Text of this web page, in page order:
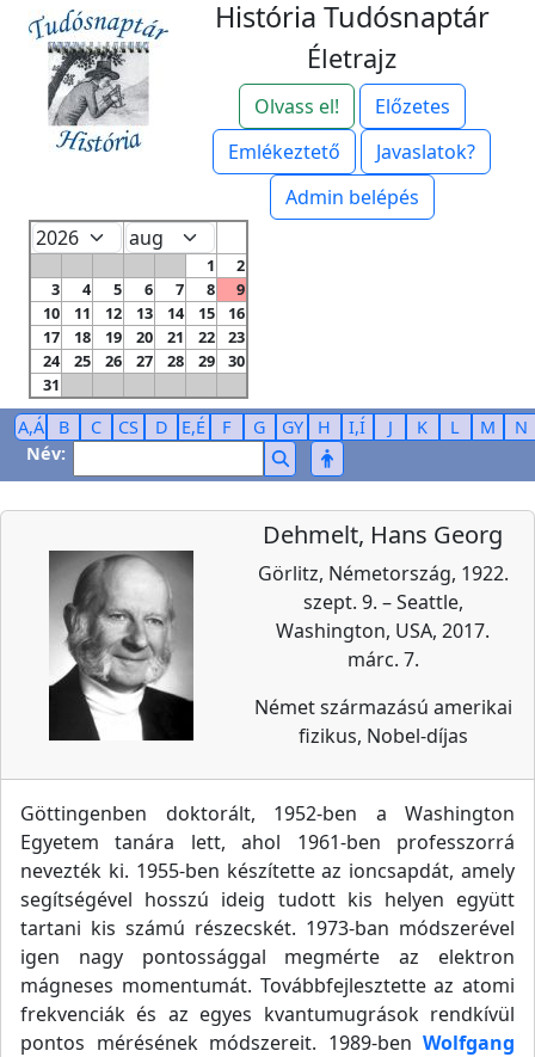
História Tudósnaptár
Életrajz
Olvass el!
Előzetes
Emlékeztető
Javaslatok?
Admin belépés
1
2
3
4 5 6 7 8
9
10
11 12 13 14 15
16
17
18 19 20 21 22
23
24
25 26 27 28 29
30
31
A,Á B C CS D E,É F G GY H I,Í J K L M
N
Név:
Dehmelt, Hans Georg
Görlitz, Németország, 1922.
szept. 9. – Seattle,
Washington, USA, 2017.
márc. 7.
Német származású amerikai
fizikus, Nobel-díjas
Göttingenben doktorált, 1952-ben a Washington
Egyetem tanára lett, ahol 1961-ben professzorrá
nevezték ki. 1955-ben készítette az ioncsapdát, amely
segítségével hosszú ideig tudott kis helyen együtt
tartani kis számú részecskét. 1973-ban módszerével
igen nagy pontossággal megmérte az elektron
mágneses momentumát. Továbbfejlesztette az atomi
frekvenciák és az egyes kvantumugrások rendkívül
pontos mérésének módszereit. 1989-ben Wolfgang